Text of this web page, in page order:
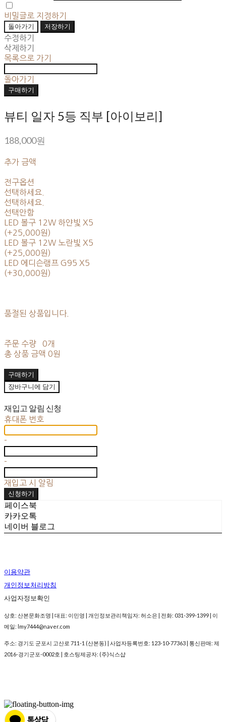
비밀글로 지정하기
돌아가기
저장하기
수정하기
삭제하기
목록으로 가기
돌아가기
구매하기
뷰티 일자 5등 직부 [아이보리]
188,000원
추가 금액
전구옵션
선택하세요.
선택하세요.
선택안함
LED 볼구 12W 하얀빛 X5
(+25,000원)
LED 볼구 12W 노란빛 X5
(+25,000원)
LED 에디슨램프 G95 X5
(+30,000원)
품절된 상품입니다.
주문 수량
0개
총 상품 금액 0원
구매하기
장바구니에 담기
재입고 알림 신청
휴대폰 번호
-
-
재입고 시 알림
신청하기
페이스북
카카오톡
네이버 블로그
이용약관
개인정보처리방침
사업자정보확인
상호: 산본문화조명 | 대표: 이민영 | 개인정보관리책임자: 허소은 | 전화: 031-399-1399 | 이
메일: lmy7444@naver.com
주소: 경기도 군포시 고산로 711-1 (산본동) | 사업자등록번호: 123-10-77363 | 통신판매: 제
2016-경기군포-0002호 | 호스팅제공자: (주)식스샵